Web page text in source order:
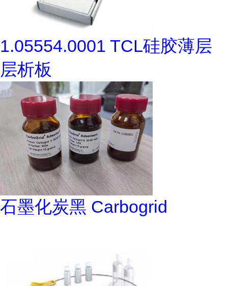
1.05554.0001 TCL硅胶薄层
层析板
石墨化炭黑 Carbogrid